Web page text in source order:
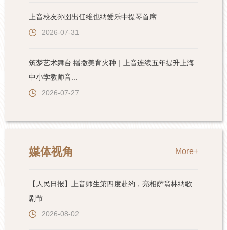
上音校友孙圉出任维也纳爱乐中提琴首席
2026-07-31
筑梦艺术舞台 播撒美育火种｜上音连续五年提升上海
中小学教师音...
2026-07-27
媒体视角 More+
【人民日报】上音师生第四度赴约，亮相萨翁林纳歌
剧节
2026-08-02